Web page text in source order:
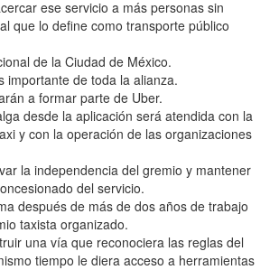
ese servicio a más personas sin
que lo define como transporte público
de la Ciudad de México.
importante de toda la alianza.
a formar parte de Uber.
desde la aplicación será atendida con la
y con la operación de las organizaciones
la independencia del gremio y mantener
del servicio.
después de más de dos años de trabajo
taxista organizado.
una vía que reconociera las reglas del
tiempo le diera acceso a herramientas